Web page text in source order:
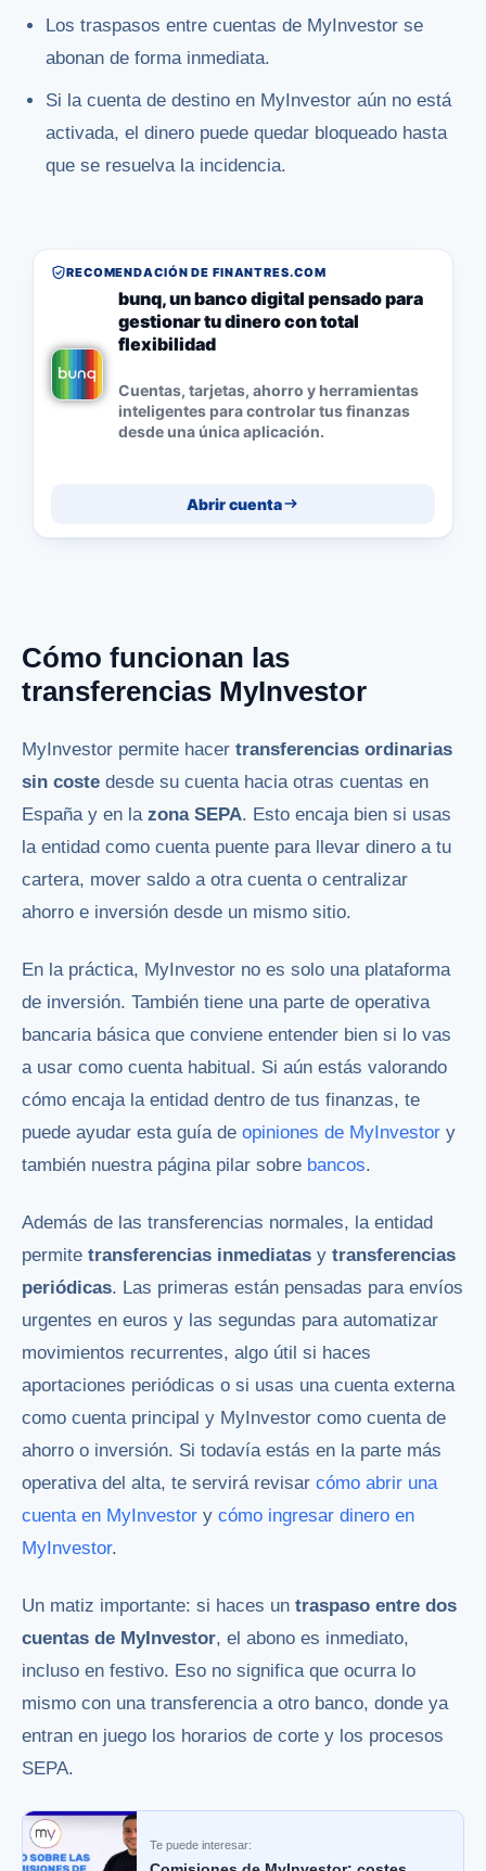
Los traspasos entre cuentas de MyInvestor se
abonan de forma inmediata.
Si la cuenta de destino en MyInvestor aún no está
activada, el dinero puede quedar bloqueado hasta
que se resuelva la incidencia.
RECOMENDACIÓN DE FINANTRES.COM
bunq, un banco digital pensado para
gestionar tu dinero con total
flexibilidad
Cuentas, tarjetas, ahorro y herramientas
inteligentes para controlar tus finanzas
desde una única aplicación.
Abrir cuenta
Cómo funcionan las
transferencias MyInvestor
MyInvestor permite hacer transferencias ordinarias
sin coste desde su cuenta hacia otras cuentas en
España y en la zona SEPA. Esto encaja bien si usas
la entidad como cuenta puente para llevar dinero a tu
cartera, mover saldo a otra cuenta o centralizar
ahorro e inversión desde un mismo sitio.
En la práctica, MyInvestor no es solo una plataforma
de inversión. También tiene una parte de operativa
bancaria básica que conviene entender bien si lo vas
a usar como cuenta habitual. Si aún estás valorando
cómo encaja la entidad dentro de tus finanzas, te
puede ayudar esta guía de opiniones de MyInvestor y
también nuestra página pilar sobre bancos.
Además de las transferencias normales, la entidad
permite transferencias inmediatas y transferencias
periódicas. Las primeras están pensadas para envíos
urgentes en euros y las segundas para automatizar
movimientos recurrentes, algo útil si haces
aportaciones periódicas o si usas una cuenta externa
como cuenta principal y MyInvestor como cuenta de
ahorro o inversión. Si todavía estás en la parte más
operativa del alta, te servirá revisar cómo abrir una
cuenta en MyInvestor y cómo ingresar dinero en
MyInvestor.
Un matiz importante: si haces un traspaso entre dos
cuentas de MyInvestor, el abono es inmediato,
incluso en festivo. Eso no significa que ocurra lo
mismo con una transferencia a otro banco, donde ya
entran en juego los horarios de corte y los procesos
SEPA.
Te puede interesar: